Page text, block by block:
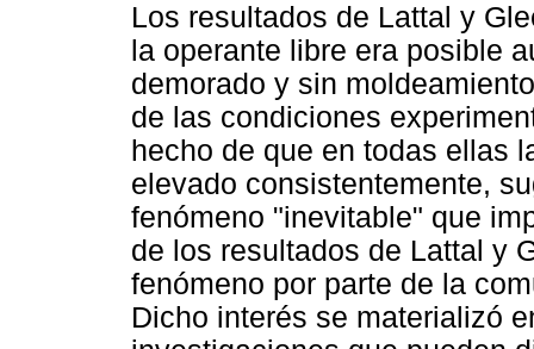
Los resultados de Lattal y
la operante libre era posible
demorado y sin
de las condiciones
hecho de que en todas ellas
elevado consistentemente,
fenómeno "inevitable" que
de los resultados de Lattal y
fenómeno por parte de la
Dicho interés se materializó